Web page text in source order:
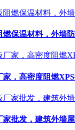
燃保温材料，外墙
家，高密度阻燃
家批发，建筑外墙